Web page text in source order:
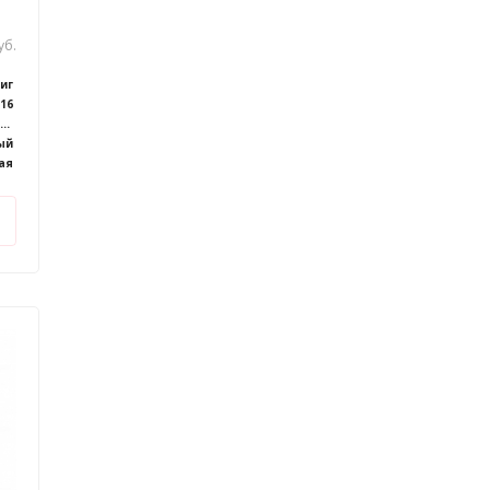
16
Напольно/настенный